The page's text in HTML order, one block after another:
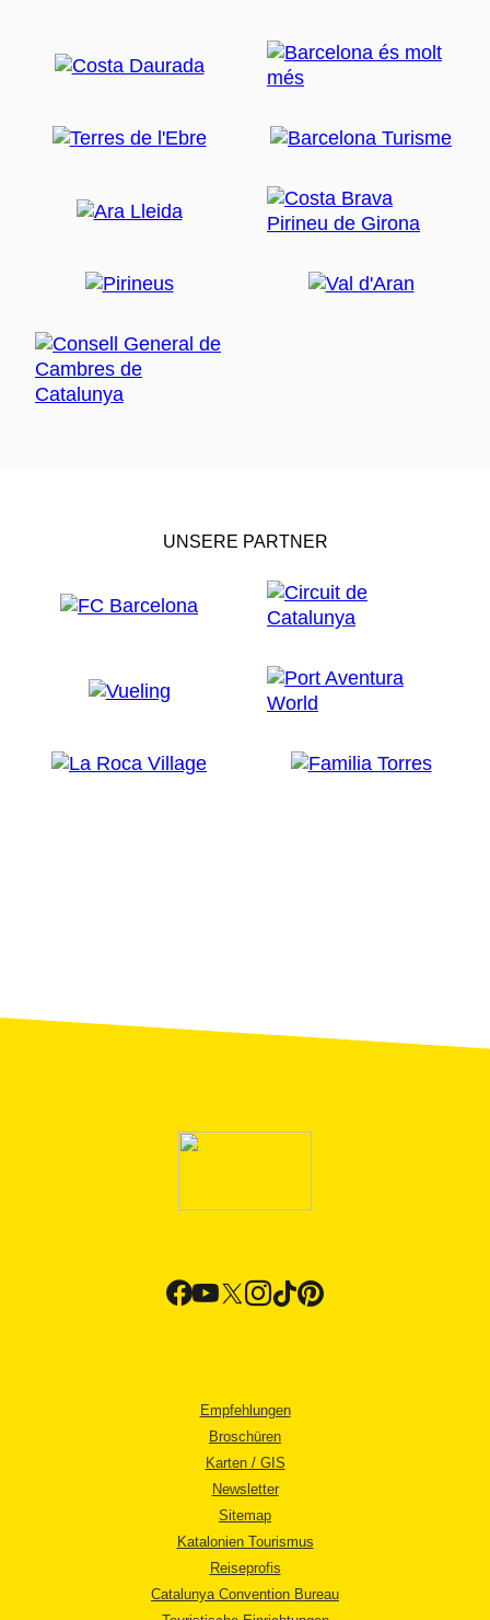
UNSERE PARTNER
Empfehlungen
Broschüren
Karten / GIS
Newsletter
Sitemap
Katalonien Tourismus
Reiseprofis
Catalunya Convention Bureau